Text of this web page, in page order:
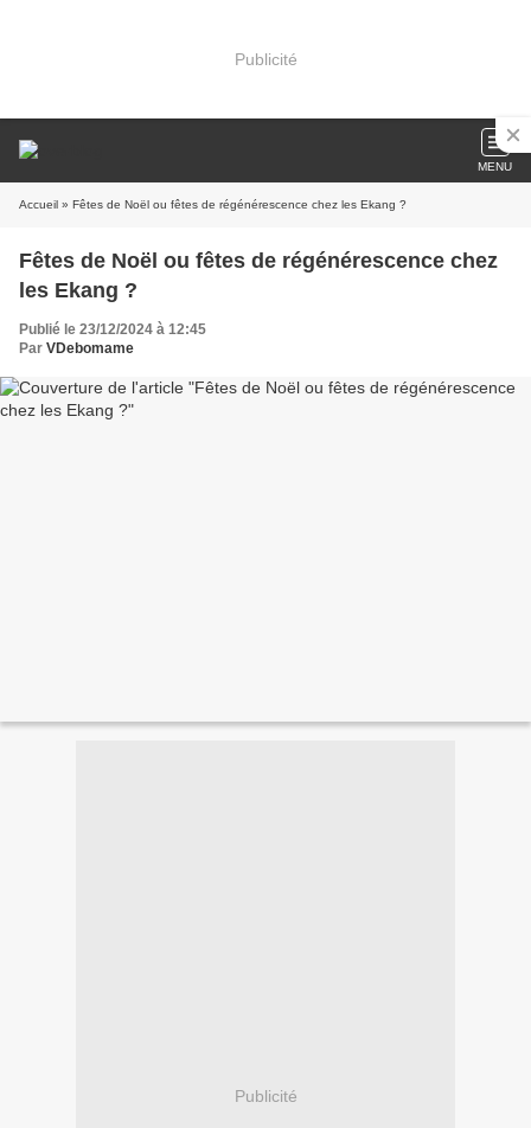
Publicité
MENU
Accueil » Fêtes de Noël ou fêtes de régénérescence chez les Ekang ?
Fêtes de Noël ou fêtes de régénérescence chez
les Ekang ?
Publié le 23/12/2024 à 12:45
Par VDebomame
Publicité